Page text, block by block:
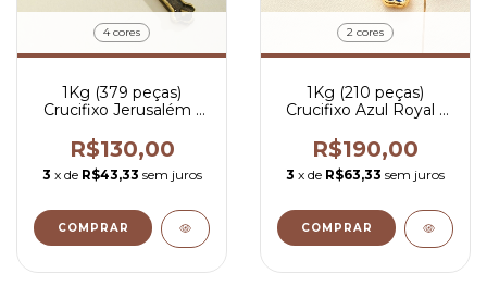
4 cores
1Kg (379 peças)
Crucifixo Jerusalém -
R$130,00
3 x de R$43,33 sem juros
COMPRAR
2 cores
1Kg (210 peças)
Crucifixo Azul Royal -
R$190,00
3 x de R$63,33 sem juros
COMPRAR